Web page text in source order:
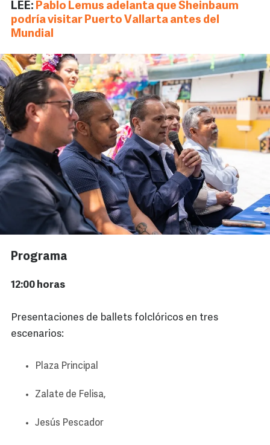
LEE: Pablo Lemus adelanta que Sheinbaum
podría visitar Puerto Vallarta antes del
Mundial
Programa
12:00 horas
Presentaciones de ballets folclóricos en tres
escenarios:
Plaza Principal
Zalate de Felisa,
Jesús Pescador